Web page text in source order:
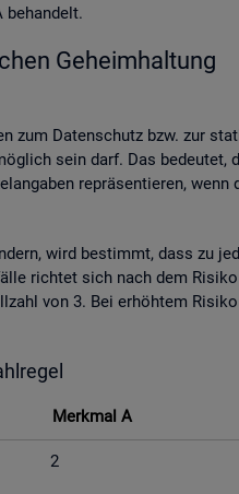
be­han­delt.
Ge­heim­hal­tung
zum Da­ten­schutz bzw. zur
sein darf. Das
re­prä­sen­tie­ren,
wird be­stimmt, dass zu
rich­tet sich nach dem
von 3. Bei er­höh­tem
Merk­mal A
2